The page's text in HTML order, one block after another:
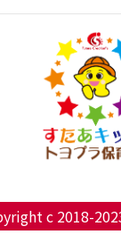
c 2018-